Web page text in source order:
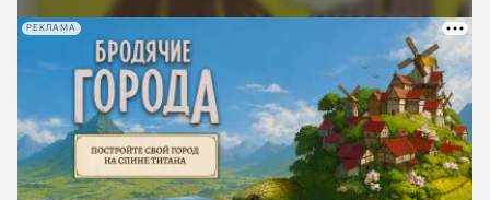
РЕКЛАМА